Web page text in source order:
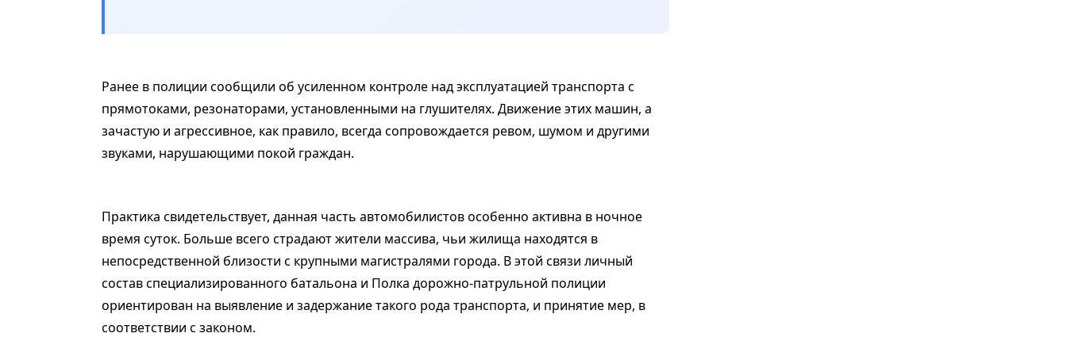
Ранее в полиции сообщили об усиленном контроле над эксплуатацией транспорта с
прямотоками, резонаторами, установленными на глушителях. Движение этих машин, а
зачастую и агрессивное, как правило, всегда сопровождается ревом, шумом и другими
звуками, нарушающими покой граждан.
Практика свидетельствует, данная часть автомобилистов особенно активна в ночное
время суток. Больше всего страдают жители массива, чьи жилища находятся в
непосредственной близости с крупными магистралями города. В этой связи личный
состав специализированного батальона и Полка дорожно-патрульной полиции
ориентирован на выявление и задержание такого рода транспорта, и принятие мер, в
соответствии с законом.